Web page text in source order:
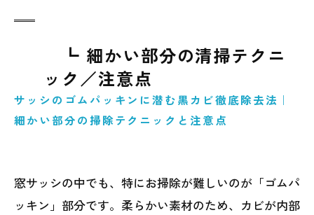
┗ 細かい部分の清掃テクニ
ック／注意点
サッシのゴムパッキンに潜む黒カビ徹底除去法｜
細かい部分の掃除テクニックと注意点
窓サッシの中でも、特にお掃除が難しいのが「ゴムパ
ッキン」部分です。柔らかい素材のため、カビが内部